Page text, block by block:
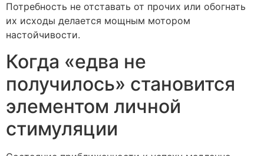
Потребность не отставать от прочих или обогнать
их исходы делается мощным мотором
настойчивости.
Когда «едва не
получилось» становится
элементом личной
стимуляции